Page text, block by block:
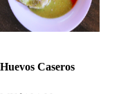
Huevos Caseros